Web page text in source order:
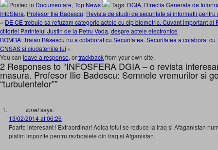
Posted in Documentare, Top News Tags: DGIA, Directia Generala de
InfoSfera, Profesor Ilie Badescu, Revista de studii de securitate si informatii pentru
« DE CE trebuie sa refuzam categoric actele cu cip biometric. Cuvant important
ctitoriei Parintelui Justin de la Petru Voda, despre actele electronice
BOMBA: Traian Băsescu nu a colaborat cu Securitatea. Securitatea a colaborat
CNSAS si ciudateniile lui »
You can leave a response, ortrackbackfrom your own site.
2 Responses to “INFOSFERA DGIA – o revista
masura. Profesor Ilie Badescu: Semnele vremurilor si
“turbulentelor””
Ionelsays:
13/02/2014 at 06:26
Foarte interesant ! Extraordinar! Adica totul se reduce la Iraq si Afaganistan
platim impozite pentru razboaiele din Iraq si Afganistan.